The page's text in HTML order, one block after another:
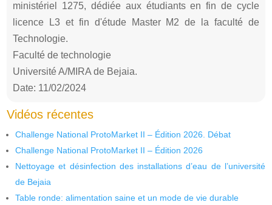
ministériel 1275, dédiée aux étudiants en fin de cycle
licence L3 et fin d'étude Master M2 de la faculté de
Technologie.
Faculté de technologie
Université A/MIRA de Bejaia.
Date: 11/02/2024
Vidéos récentes
Challenge National ProtoMarket II – Édition 2026. Débat
Challenge National ProtoMarket II – Édition 2026
Nettoyage et désinfection des installations d’eau de l’université
de Bejaia
Table ronde: alimentation saine et un mode de vie durable